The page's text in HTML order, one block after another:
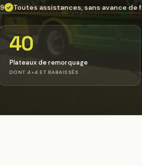
✓ Toutes assistances, sans avance de
40
Plateaux de remorquage
DONT 4×4 ET RABAISSÉS